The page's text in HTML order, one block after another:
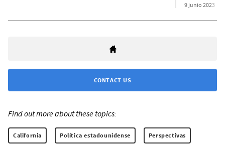
9 junio 2023
CONTACT US
Find out more about these topics:
California Política estadounidense Perspectivas